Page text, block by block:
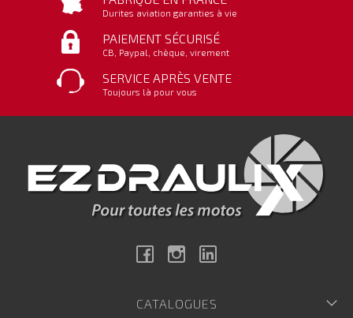
Durites aviation garanties à vie
PAIEMENT SÉCURISÉ
CB, Paypal, chèque, virement
SERVICE APRÈS VENTE
Toujours là pour vous
FacebookInstagram
CATALOGUES